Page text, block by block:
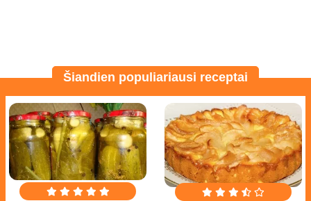
Šiandien populiariausi receptai